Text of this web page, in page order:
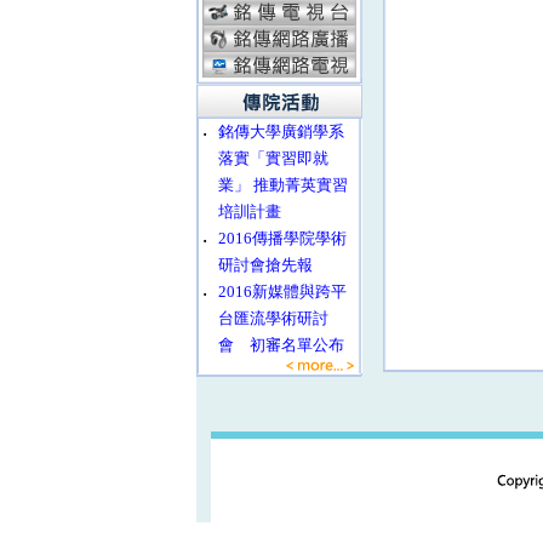
‧
銘傳大學廣銷學系
落實「實習即就
業」 推動菁英實習
培訓計畫
‧
2016傳播學院學術
研討會搶先報
‧
2016新媒體與跨平
台匯流學術研討
會 初審名單公布